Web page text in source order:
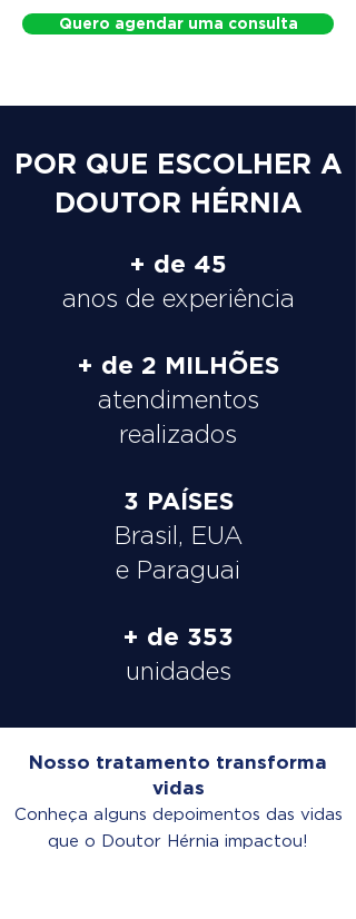
Quero agendar uma consulta
POR QUE ESCOLHER A
DOUTOR HÉRNIA
+ de 45
anos de experiência
+ de 2 MILHÕES
atendimentos
realizados
3 PAÍSES
Brasil, EUA
e Paraguai
+ de 353
unidades
Nosso tratamento transforma
vidas
Conheça alguns depoimentos das vidas
que o Doutor Hérnia impactou!